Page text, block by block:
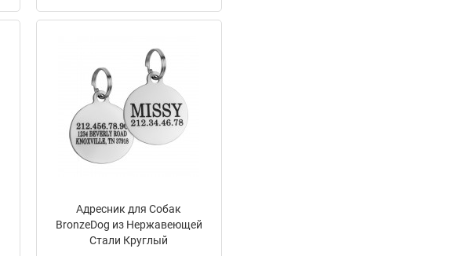
Адресник для Собак
BronzeDog из Нержавеющей
Стали Круглый